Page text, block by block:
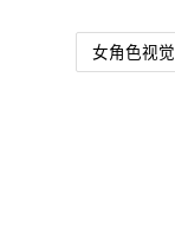
女角色视觉